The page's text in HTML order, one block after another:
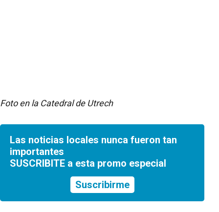
Foto en la Catedral de Utrech
Las noticias locales nunca fueron tan
importantes
SUSCRIBITE a esta promo especial
Suscribirme